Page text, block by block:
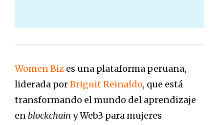
Women Biz es una plataforma peruana,
liderada porBriguit Reinaldo, que está
transformando el mundo del aprendizaje
enblockchain y Web3 para mujeres